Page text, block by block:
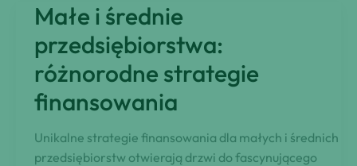
zwolnień
VAT
dla
podmiotów
Małe i średnie
przedsiębiorstwa:
różnorodne strategie
finansowania
Unikalne strategie finansowania dla małych i średnich
przedsiębiorstw otwierają drzwi do fascynującego